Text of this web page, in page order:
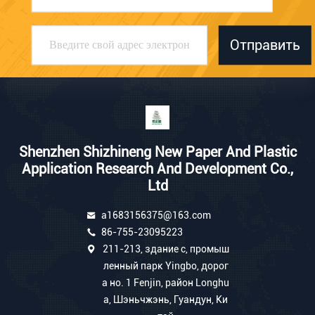
Отправить
Shenzhen Shizhineng New Paper And Plastic
Application Research And Development Co.,
Ltd
a1683156375@163.com
86-755-23095223
211-213, здание c, промыш
ленный парк Yingbo, дорог
а но. 1 Fenjin, район Longhu
a, Шэньчжэнь, Гуандун, Ки